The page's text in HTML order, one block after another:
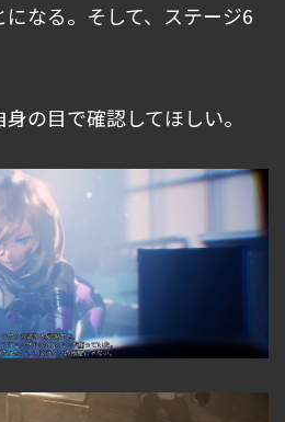
なる。そして、ステージ6
の目で確認してほしい。